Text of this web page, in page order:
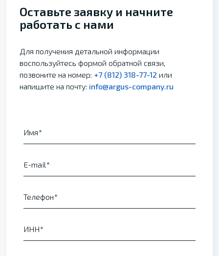
Оставьте заявку и начните
работать с нами
Для получения детальной информации
воспользуйтесь формой обратной связи,
позвоните на номер: +7 (812) 318-77-12 или
напишите на почту: info@argus-company.ru
Имя
E-mail
Телефон
ИНН